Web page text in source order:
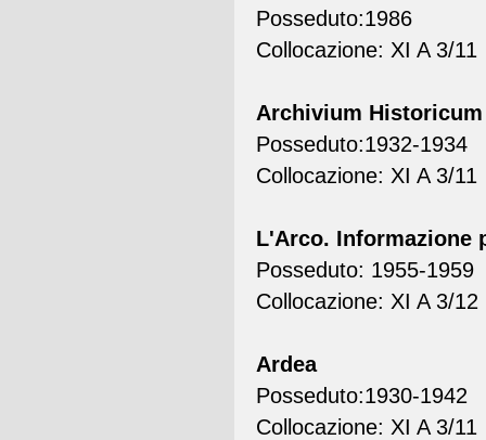
Posseduto:1986
Collocazione: XI A 3/11
Archivium
Posseduto:1932-1934
Collocazione: XI A 3/11
L'Arco. Informazione
Posseduto: 1955-1959
Collocazione: XI A 3/12
Ardea
Posseduto:1930-1942
Collocazione: XI A 3/11